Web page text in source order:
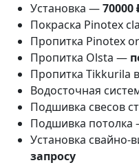
Установка —70000
Покраска Pinotex
Пропитка Pinotex
Пропитка Olsta —
Пропитка Tikkurila
Водосточная
Подшивка свесов
Подшивка потолка
Установка
запросу